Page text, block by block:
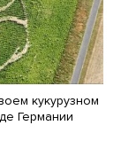
кукурузном
Германии